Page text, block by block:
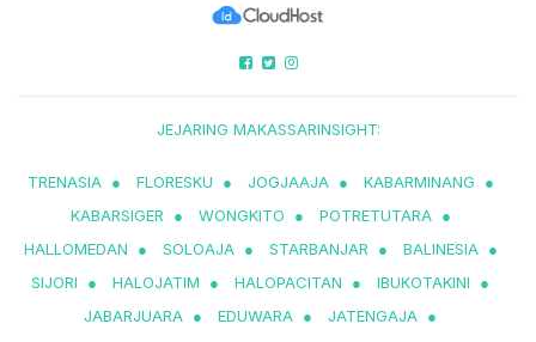
JEJARING MAKASSARINSIGHT:
TRENASIA ● FLORESKU ● JOGJAAJA ● KABARMINANG
●
KABARSIGER
● WONGKITO ● POTRETUTARA ●
HALLOMEDAN
● SOLOAJA ● STARBANJAR ● BALINESIA ●
SIJORI
● HALOJATIM ● HALOPACITAN ● IBUKOTAKINI
●
JABARJUARA ● EDUWARA ● JATENGAJA ●